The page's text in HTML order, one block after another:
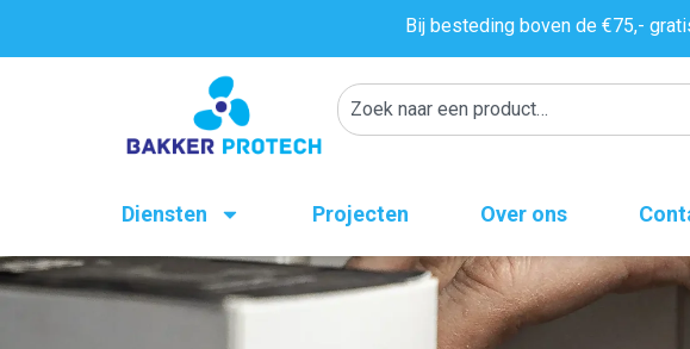
Bij besteding boven de €75,-
Diensten Projecten Over ons